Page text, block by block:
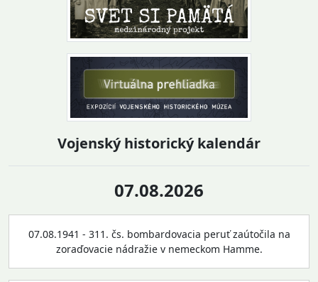
Vojenský historický kalendár
07.08.2026
07.08.1941 - 311. čs. bombardovacia peruť zaútočila na
zoraďovacie nádražie v nemeckom Hamme.